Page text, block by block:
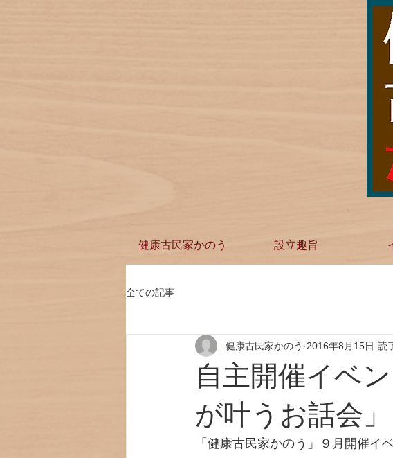
健康古民家かのう 設立趣旨
全ての記事
自主開催イベ
が叶うお話会」
健康古民家かのう 2016年8月15日 読
「健康古民家かのう」９月開催イ